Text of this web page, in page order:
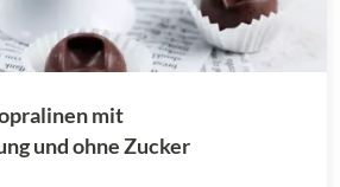
mit
und ohne Zucker